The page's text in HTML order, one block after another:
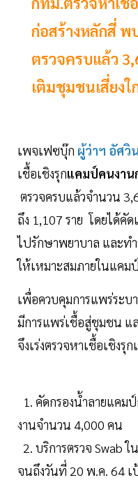
ก่อสร้างหลักสี่ พ
ตรวจครบแล้ว
เติมชุมชนเสี่ยง
เพจเฟซบุ๊ก ผู้ว่าฯ อัศวิน
เชื้อเชิงรุกแคมป์คนงาน
ตรวจครบแล้วจำนวน
ถึง 1,107 ราย โดยได้คั
ไปรักษาพยาบาล และท
ให้เหมาะสมภายในแคม
เพื่อควบคุมการแพร่ระบ
มีการแพร่เชื้อสู่ชุมชน แ
จึงเร่งตรวจหาเชื้อเชิง
1. คัดกรองน้ำลายแคม
งานจำนวน 4,000 คน
2. บริการตรวจ Swab
จนถึงวันที่ 20 พ.ค. 64 เ